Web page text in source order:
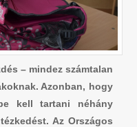
– mindez számtalan
Azonban, hogy
kell tartani néhány
Az Országos